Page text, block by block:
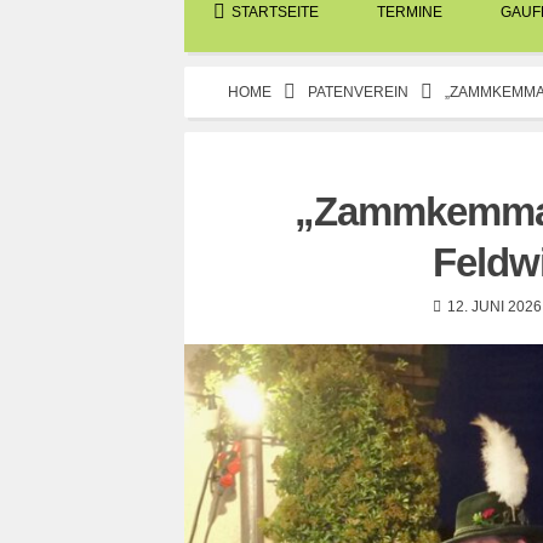
STARTSEITE TERMINE
HOME PATENVEREIN
12. JUNI 2026